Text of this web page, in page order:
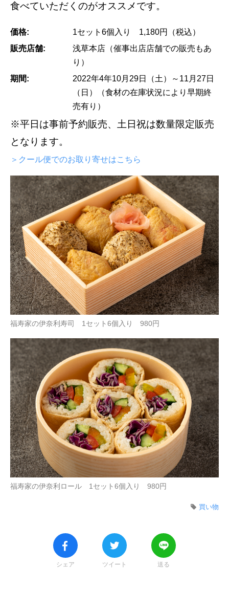
食べていただくのがオススメです。
価格:
1セット6個入り 1,180円（税込）
販売店舗:
浅草本店（催事出店店舗での販売もあ
り）
期間:
2022年4年10月29日（土）～11月27日
（日）（食材の在庫状況により早期終
売有り）
※平日は事前予約販売、土日祝は数量限定販売
となります。
＞クール便でのお取り寄せはこちら
福寿家の伊奈利寿司 1セット6個入り 980円
福寿家の伊奈利ロール 1セット6個入り 980円
買い物
シェア ツイート 送る